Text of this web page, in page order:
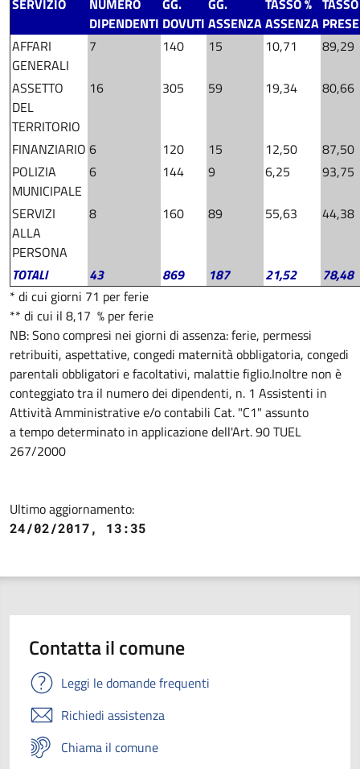
SERVIZIO
NUMERO
DIPENDENTI
GG.
DOVUTI
GG.
ASSENZA
TASSO %
ASSENZA
AFFARI
GENERALI
7 140 15 10,71 89,29
ASSETTO
DEL
TERRITORIO
16 305 59 19,34 80,66
FINANZIARIO 6 120 15 12,50
87,50
POLIZIA
MUNICIPALE
6 144 9 6,25 93,75
SERVIZI
ALLA
PERSONA
8 160 89 55,63 44,38
TOTALI 43 869 187 21,52
78,48
* di cui giorni 71 per ferie
** di cui il 8,17 % per ferie
NB: Sono compresi nei giorni di assenza: ferie, permessi
retribuiti, aspettative, congedi maternità obbligatoria, congedi
parentali obbligatori e facoltativi, malattie figlio.Inoltre non è
conteggiato tra il numero dei dipendenti, n. 1 Assistenti in
Attività Amministrative e/o contabili Cat. "C1" assunto
a tempo determinato in applicazione dell'Art. 90 TUEL
267/2000
Ultimo aggiornamento:
24/02/2017, 13:35
Contatta il comune
Leggi le domande frequenti
Richiedi assistenza
Chiama il comune